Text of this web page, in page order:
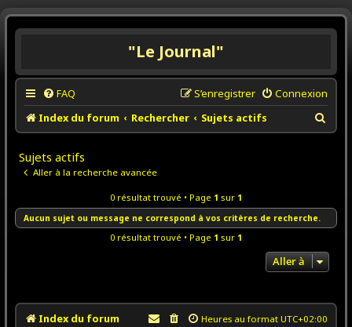
"Le Journal"
FAQ Connexion
S’enregistrer
Index du forum
Rechercher Sujets actifs
e
h
e
Sujets actifs
Aller à la recherche avancée
0 résultat trouvé • Page 1 sur 1
Aucun sujet ou message ne correspond à vos critères de recherche.
0 résultat trouvé • Page 1 sur 1
Aller à
Index du forum Heures au format UTC+02:00